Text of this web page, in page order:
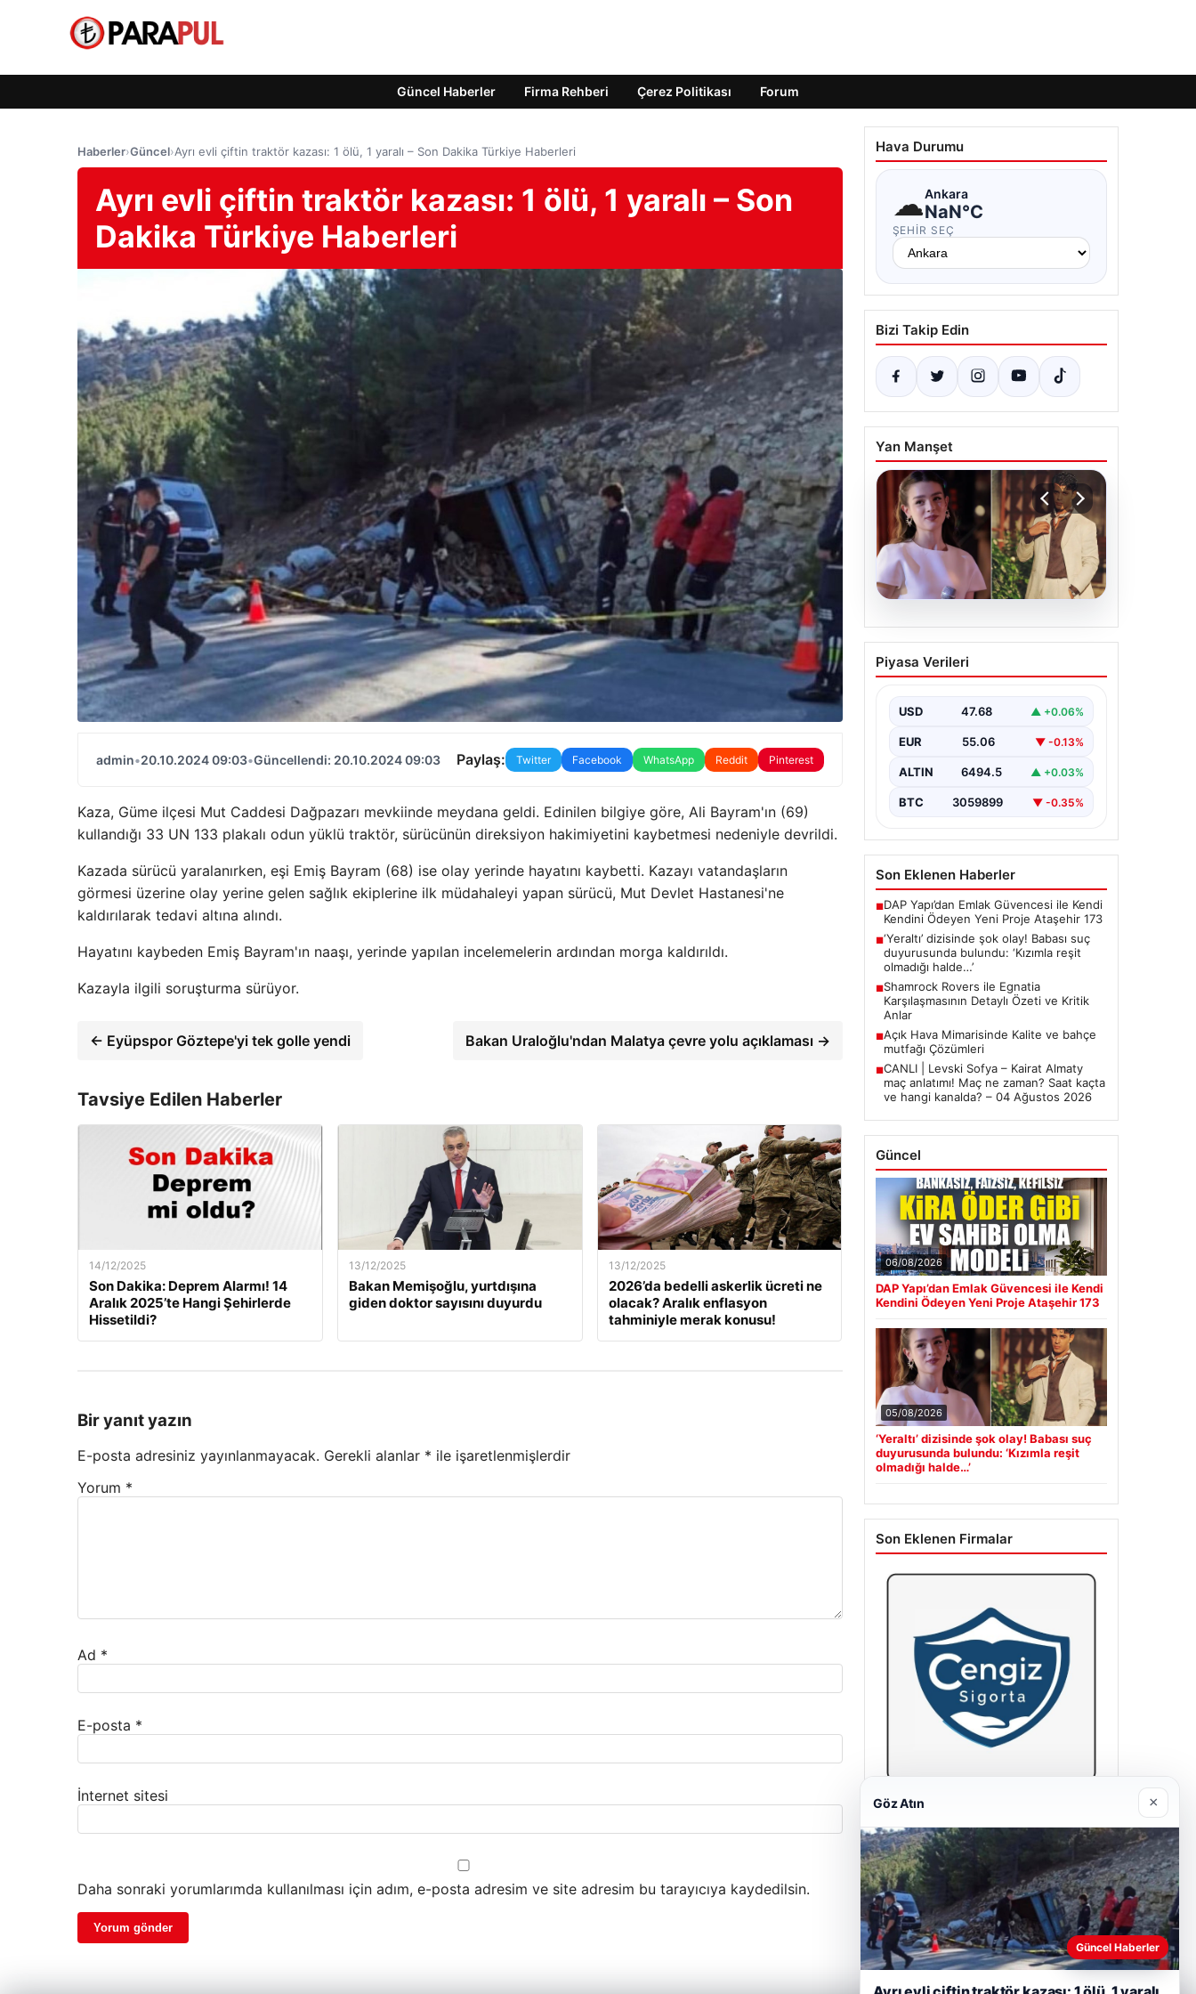
Güncel Haberler Firma Rehberi Çerez Politikası Forum
Haberler›Güncel›Ayrı evli çiftin traktör kazası: 1 ölü, 1 yaralı – Son Dakika Türkiye Haberleri
Ayrı evli çiftin traktör kazası: 1 ölü, 1 yaralı – Son
Dakika Türkiye Haberleri
admin•20.10.2024 09:03•Güncellendi: 20.10.2024 09:03 Paylaş: Twitter Facebook WhatsApp Reddit Pinterest
Kaza, Güme ilçesi Mut Caddesi Dağpazarı mevkiinde meydana geldi. Edinilen bilgiye göre, Ali Bayram'ın (69)
kullandığı 33 UN 133 plakalı odun yüklü traktör, sürücünün direksiyon hakimiyetini kaybetmesi nedeniyle devrildi.
Kazada sürücü yaralanırken, eşi Emiş Bayram (68) ise olay yerinde hayatını kaybetti. Kazayı vatandaşların
görmesi üzerine olay yerine gelen sağlık ekiplerine ilk müdahaleyi yapan sürücü, Mut Devlet Hastanesi'ne
kaldırılarak tedavi altına alındı.
Hayatını kaybeden Emiş Bayram'ın naaşı, yerinde yapılan incelemelerin ardından morga kaldırıldı.
Kazayla ilgili soruşturma sürüyor.
← Eyüpspor Göztepe'yi tek golle yendi Bakan Uraloğlu'ndan Malatya çevre yolu açıklaması →
Tavsiye Edilen Haberler
14/12/2025
Son Dakika: Deprem Alarmı! 14
Aralık 2025’te Hangi Şehirlerde
Hissetildi?
13/12/2025
Bakan Memişoğlu, yurtdışına
giden doktor sayısını duyurdu
13/12/2025
2026’da bedelli askerlik ücreti ne
olacak? Aralık enflasyon
tahminiyle merak konusu!
Bir yanıt yazın
E-posta adresiniz yayınlanmayacak. Gerekli alanlar * ile işaretlenmişlerdir
Yorum *
Ad *
E-posta *
İnternet sitesi
Daha sonraki yorumlarımda kullanılması için adım, e-posta adresim ve site adresim bu tarayıcıya kaydedilsin.
Hava Durumu
☁Ankara
NaN°C
ŞEHIR SEÇ
Bizi Takip Edin
Yan Manşet
05.08.2026
‘Yeraltı’ dizisinde şok
olay! Babası suç
‘Kızımla reşit olmadığı
halde…’
Piyasa Verileri
USD 47.68 ▲ +0.06%
EUR 55.06 ▼ -0.13%
ALTIN 6494.5 ▲ +0.03%
BTC 3059899 ▼ -0.35%
Son Eklenen Haberler
■DAP Yapı’dan Emlak Güvencesi ile Kendi
Kendini Ödeyen Yeni Proje Ataşehir 173
■‘Yeraltı’ dizisinde şok olay! Babası suç
duyurusunda bulundu: ‘Kızımla reşit
olmadığı halde…’
■Shamrock Rovers ile Egnatia
Karşılaşmasının Detaylı Özeti ve Kritik
Anlar
■Açık Hava Mimarisinde Kalite ve bahçe
mutfağı Çözümleri
■CANLI | Levski Sofya – Kairat Almaty
maç anlatımı! Maç ne zaman? Saat kaçta
ve hangi kanalda? – 04 Ağustos 2026
Güncel
06/08/2026
DAP Yapı’dan Emlak Güvencesi ile Kendi
Kendini Ödeyen Yeni Proje Ataşehir 173
05/08/2026
‘Yeraltı’ dizisinde şok olay! Babası suç
duyurusunda bulundu: ‘Kızımla reşit
olmadığı halde…’
Son Eklenen Firmalar
Hastaş Beton
26/05/2026
Göz Atın ×
Güncel Haberler